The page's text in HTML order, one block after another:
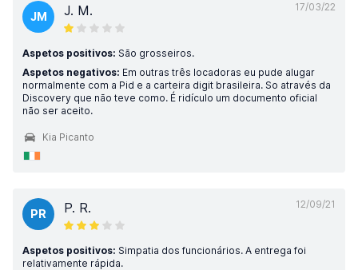
17/03/22
JM J. M.
Aspetos positivos: São grosseiros.
Aspetos negativos: Em outras três locadoras eu pude alugar
normalmente com a Pid e a carteira digit brasileira. So através da
Discovery que não teve como. É ridículo um documento oficial
não ser aceito.
Kia Picanto
12/09/21
PR P. R.
Aspetos positivos: Simpatia dos funcionários. A entrega foi
relativamente rápida.